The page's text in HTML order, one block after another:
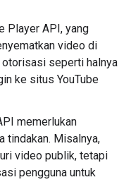
Player API, yang
video di
seperti halnya
ke situs YouTube
memerlukan
tindakan. Misalnya,
video publik, tetapi
pengguna untuk